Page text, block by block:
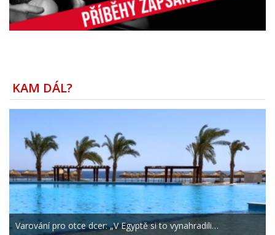
KAM DÁL?
Varování pro otce dcer: „V Egyptě si to vynahradili…